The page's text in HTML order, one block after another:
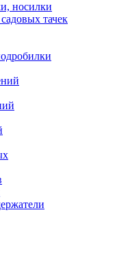
носилки
тачек